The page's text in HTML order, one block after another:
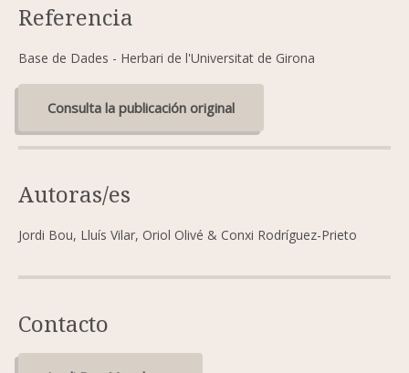
Referencia
Base de Dades - Herbari de l'Universitat de Girona
Consulta la publicación original
Autoras/es
Jordi Bou, Lluís Vilar, Oriol Olivé & Conxi Rodríguez-Prieto
Contacto